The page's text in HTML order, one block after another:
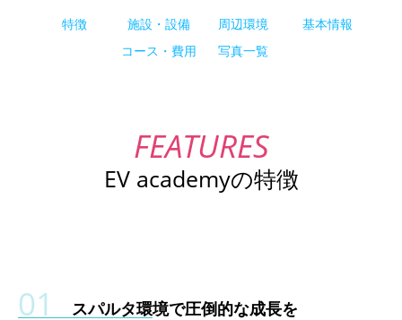
特徴 施設・設備 周辺環境
基本情報
コース・費用
写真一覧
EV academyの特徴
スパルタ環境で圧倒的な成長を